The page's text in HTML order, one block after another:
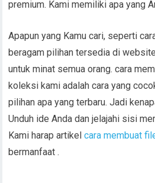
premium. Kami memiliki apa yang
Apapun yang Kamu cari, seperti
beragam pilihan tersedia di
untuk minat semua orang. cara
koleksi kami adalah cara yang
pilihan apa yang terbaru. Jadi
Unduh ide Anda dan jelajahi sisi
Kami harap artikelcara membuat
bermanfaat .